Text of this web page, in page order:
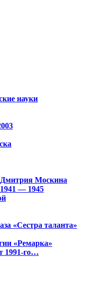
науки
Дмитрия Москина
— 1945
«Сестра таланта»
«Ремарка»
1991-го…